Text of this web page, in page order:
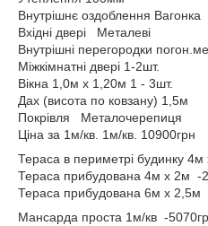
Внутрішнє оздоблення Вагонка
Вхідні двері Металеві
Внутрішні перегородки
Міжкімнатні двері 1-2шт.
Вікна 1,0м х 1,20м 1 - 3шт.
Дах (висота по ковзану) 1,5м
Покрівля Металочерепиця
Ціна за 1м/кв. 1м/кв. 10900грн
Тераса в периметрі будинку
Тераса прибудована 4м х 2м -
Тераса прибудована 6м х 2,5м
Мансарда проста 1м/кв -